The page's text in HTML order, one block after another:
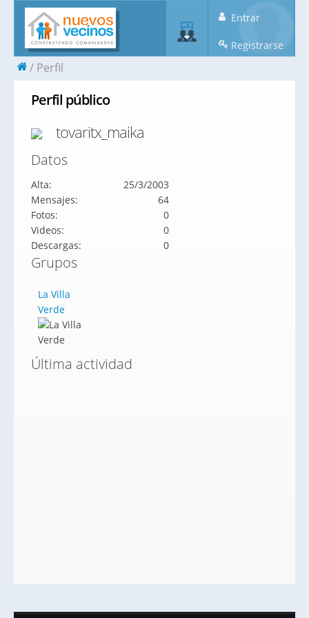
Entrar
Registrarse
Perfil
Perfil público
tovaritx_maika
Datos
Alta:
25/3/2003
Mensajes:
64
Fotos:
0
Videos:
0
Descargas:
0
Grupos
La Villa
Verde
Última actividad